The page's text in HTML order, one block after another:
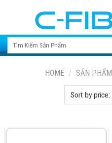
Search for:
HOME / SẢN PHẨM